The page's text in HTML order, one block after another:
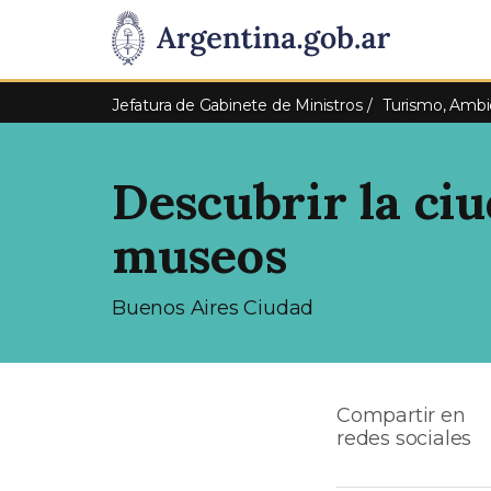
Presidencia
de
Pasar al contenido principal
Jefatura de Gabinete de Ministros Turismo,
Descubrir la
museos
Buenos Aires Ciudad
Compartir en
redes sociales